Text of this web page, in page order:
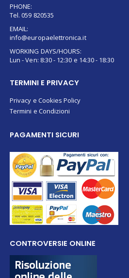
Via Pier Paolo Pasolini 150 41123 Modena
PHONE:
Tel. 059 820535
EMAIL:
info@europaelettronica.it
WORKING DAYS/HOURS:
Privacy e Cookies Policy
CONTROVERSIE ONLINE